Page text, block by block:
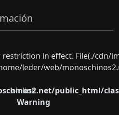
restriction in effect. File(./
leder/web/
public_html/
on line
Warning